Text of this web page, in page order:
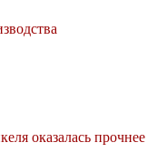
оказалась прочнее